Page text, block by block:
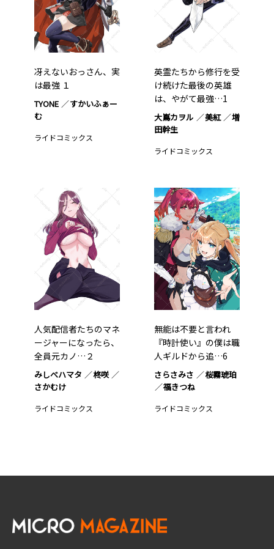
冴えないおっさん、実
は最強 １
TYONE
すかいふぁー
む
ライドコミックス
英霊たちから修行を受
け続けた最後の英雄
は、やがて最強…1
大嶌カヲル 美紅
増
田幹生
ライドコミックス
人気配信者たちのマネ
ージャーになったら、
全員元カノ…２
みしべハマタ
柊咲
さかむけ
ライドコミックス
無能は不要と言われ
『時計使い』の僕は職
人ギルドから追…6
さらさみさ
桜霧琥珀
福きつね
ライドコミックス